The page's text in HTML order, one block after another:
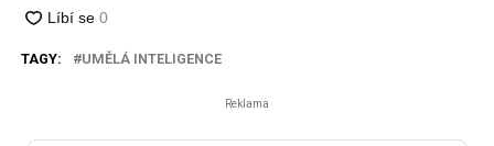
TAGY: UMĚLÁ INTELIGENCE
Reklama